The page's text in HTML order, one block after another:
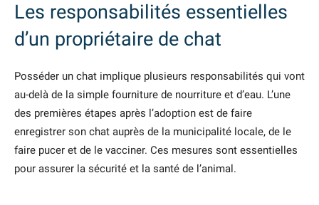
Les responsabilités essentielles
d’un propriétaire de chat
Posséder un chat implique plusieurs responsabilités qui vont
au-delà de la simple fourniture de nourriture et d’eau. L’une
des premières étapes après l’adoption est de faire
enregistrer son chat auprès de la municipalité locale, de le
faire pucer et de le vacciner. Ces mesures sont essentielles
pour assurer la sécurité et la santé de l’animal.